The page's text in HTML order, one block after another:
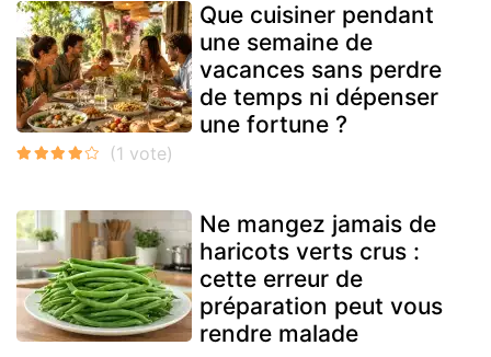
Que cuisiner pendant
une semaine de
vacances sans perdre
de temps ni dépenser
une fortune ?
Ne mangez jamais de
haricots verts crus :
cette erreur de
préparation peut vous
rendre malade